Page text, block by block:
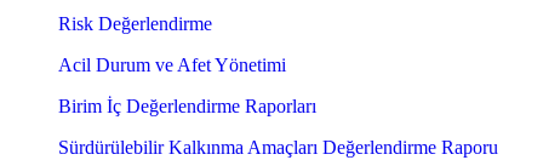
Risk Değerlendirme
Acil Durum ve Afet Yönetimi
Birim İç Değerlendirme Raporları
Sürdürülebilir Kalkınma Amaçları Değerlendirme Raporu